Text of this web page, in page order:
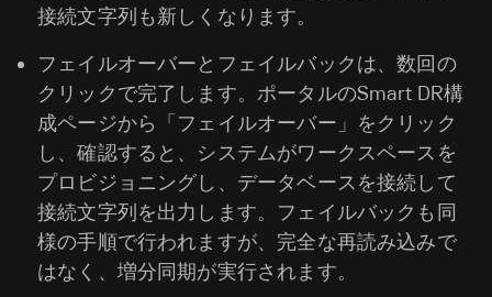
接続文字列も新しくなります。
フェイルオーバーとフェイルバックは、数回の
クリックで完了します。ポータルのSmart DR構
成ページから「フェイルオーバー」をクリック
し、確認すると、システムがワークスペースを
プロビジョニングし、データベースを接続して
接続文字列を出力します。フェイルバックも同
様の手順で行われますが、完全な再読み込みで
はなく、増分同期が実行されます。